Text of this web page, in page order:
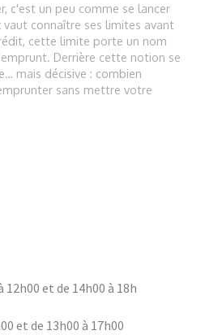
c'est un peu comme se lancer
connaître ses limites avant
cette limite porte un nom
Derrière cette notion se
mais décisive : combien
sans mettre votre
12h00 et de 14h00 à 18h
et de 13h00 à 17h00